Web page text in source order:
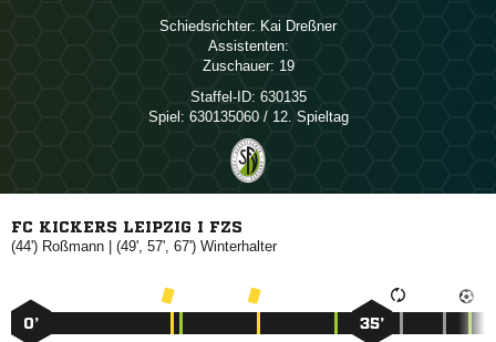
Schiedsrichter:  
Assistenten:
Zuschauer: 19
Staffel-ID: 630135
Spiel: 630135060 / 12. Spieltag
FC KICKERS LEIPZIG I FZS
(44')  | (49', 57', 67') 
0’ 35’